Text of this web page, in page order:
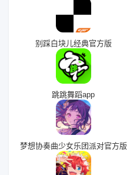
别踩白块儿经典官方版
跳跳舞蹈app
梦想协奏曲少女乐团派对官方版